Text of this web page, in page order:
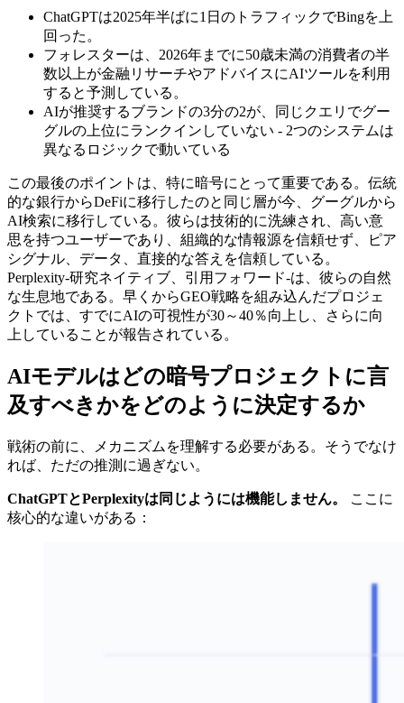
ChatGPTは2025年半ばに1日のトラフィックでBingを上
回った。
フォレスターは、2026年までに50歳未満の消費者の半
数以上が金融リサーチやアドバイスにAIツールを利用
すると予測している。
AIが推奨するブランドの3分の2が、同じクエリでグー
グルの上位にランクインしていない - 2つのシステムは
異なるロジックで動いている
この最後のポイントは、特に暗号にとって重要である。伝統
的な銀行からDeFiに移行したのと同じ層が今、グーグルから
AI検索に移行している。彼らは技術的に洗練され、高い意
思を持つユーザーであり、組織的な情報源を信頼せず、ピア
シグナル、データ、直接的な答えを信頼している。
Perplexity-研究ネイティブ、引用フォワード-は、彼らの自然
な生息地である。早くからGEO戦略を組み込んだプロジェ
クトでは、すでにAIの可視性が30～40％向上し、さらに向
上していることが報告されている。
AIモデルはどの暗号プロジェクトに言
及すべきかをどのように決定するか
戦術の前に、メカニズムを理解する必要がある。そうでなけ
れば、ただの推測に過ぎない。
ChatGPTとPerplexityは同じようには機能しません。
ここに
核心的な違いがある：